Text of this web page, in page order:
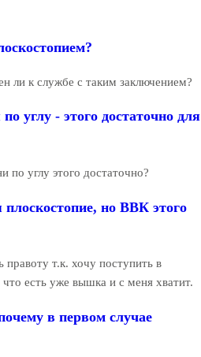
ли к службе с таким заключением?
углу - этого достаточно для
по углу этого достаточно?
но ВВК этого
т.к. хочу поступить в
есть уже вышка и с меня хватит.
в первом случае